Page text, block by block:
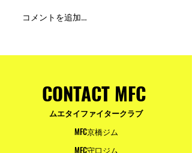
MFC DREAM FIGHT 24にご
皆様へ
コメントを追加…
CONTACT MFC
ムエタイファイタークラブ
MFC京橋ジム
MFC守口ジム